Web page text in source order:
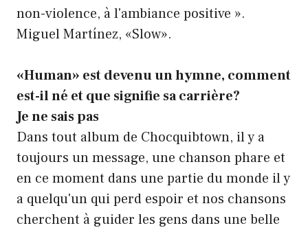
non-violence, à l'ambiance positive ».
Miguel Martínez, «Slow».
«Human» est devenu un hymne, comment
est-il né et que signifie sa carrière?
Je ne sais pas
Dans tout album de Chocquibtown, il y a
toujours un message, une chanson phare et
en ce moment dans une partie du monde il y
a quelqu'un qui perd espoir et nos chansons
cherchent à guider les gens dans une belle